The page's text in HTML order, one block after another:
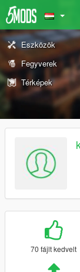
Eszközök
Fegyverek
Térképek
70 fájlt kedvelt